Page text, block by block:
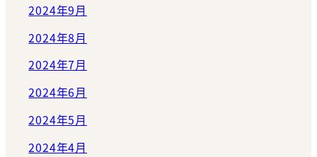
2024年9月
2024年8月
2024年7月
2024年6月
2024年5月
2024年4月